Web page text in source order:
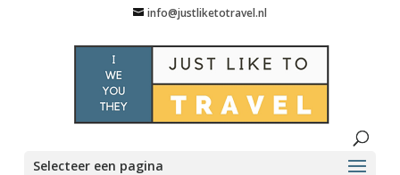
info@justliketotravel.nl
Selecteer een pagina